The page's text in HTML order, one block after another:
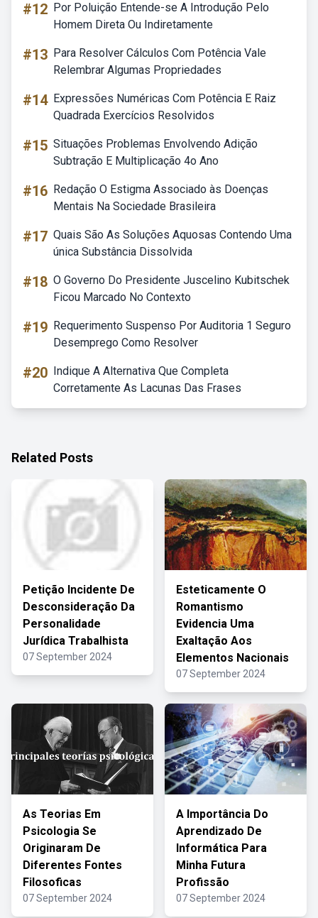
#12 Por Poluição Entende-se A Introdução Pelo
Homem Direta Ou Indiretamente
#13 Para Resolver Cálculos Com Potência Vale
Relembrar Algumas Propriedades
#14 Expressões Numéricas Com Potência E Raiz
Quadrada Exercícios Resolvidos
#15 Situações Problemas Envolvendo Adição
Subtração E Multiplicação 4o Ano
#16 Redação O Estigma Associado às Doenças
Mentais Na Sociedade Brasileira
#17 Quais São As Soluções Aquosas Contendo Uma
única Substância Dissolvida
#18 O Governo Do Presidente Juscelino Kubitschek
Ficou Marcado No Contexto
#19 Requerimento Suspenso Por Auditoria 1 Seguro
Desemprego Como Resolver
#20 Indique A Alternativa Que Completa
Corretamente As Lacunas Das Frases
Related Posts
Petição Incidente De
Desconsideração Da
Personalidade
Jurídica Trabalhista
07 September 2024
Esteticamente O
Romantismo
Evidencia Uma
Exaltação Aos
Elementos Nacionais
07 September 2024
As Teorias Em
Psicologia Se
Originaram De
Diferentes Fontes
Filosoficas
07 September 2024
A Importância Do
Aprendizado De
Informática Para
Minha Futura
Profissão
07 September 2024